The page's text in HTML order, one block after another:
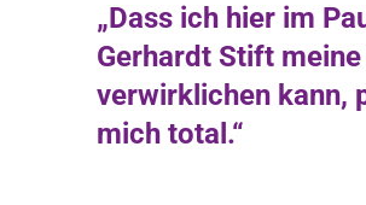
„Dass ich hier im
Gerhardt Stift
verwirklichen kann,
mich total.“